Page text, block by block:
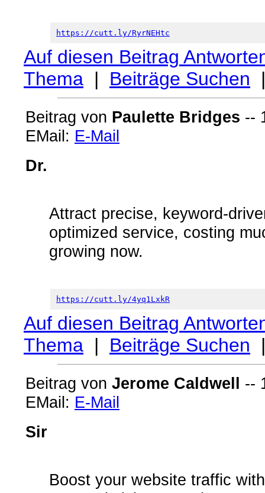
https://cutt.ly/RyrNEHtc
Auf diesen Beitrag
Thema | Beiträge Suchen
Beitrag von Paulette Bridges --
EMail: E-Mail
Dr.
Attract precise, keyword-
optimized service, costing
growing now.
https://cutt.ly/4yq1LxkR
Auf diesen Beitrag
Thema | Beiträge Suchen
Beitrag von Jerome Caldwell
--
EMail: E-Mail
Sir
Boost your website traffic